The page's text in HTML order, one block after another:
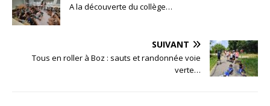
A la découverte du collège…
SUIVANT
Tous en roller à Boz : sauts et randonnée voie
verte…